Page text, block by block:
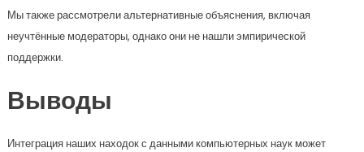
Мы также рассмотрели альтернативные объяснения, включая
неучтённые модераторы, однако они не нашли эмпирической
поддержки.
Выводы
Интеграция наших находок с данными компьютерных наук может